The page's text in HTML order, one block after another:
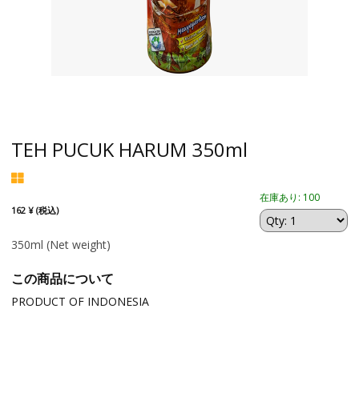
TEH PUCUK HARUM 350ml
162 ¥ (税込)
在庫あり: 100
350ml (Net weight)
この商品について
PRODUCT OF INDONESIA